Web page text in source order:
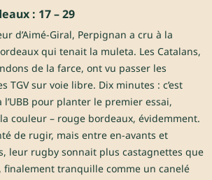
: 17 – 29
d’Aimé-Giral, Perpignan a cru à la
qui tenait la muleta. Les Catalans,
de la farce, ont vu passer les
TGV sur voie libre. Dix minutes : c’est
l’UBB pour planter le premier essai,
couleur – rouge bordeaux, évidemment.
de rugir, mais entre en-avants et
leur rugby sonnait plus castagnettes que
finalement tranquille comme un canelé